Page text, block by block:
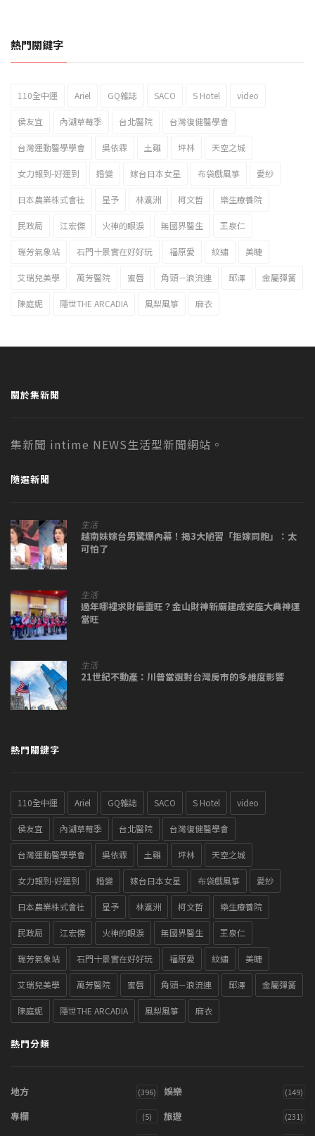
2023新北市北海岸國際風箏節「風在石起」霸氣回歸
熱門關鍵字
110全中運 Ariel GQ雜誌 SACO S Hotel video
侯友宜 內湖草莓季 台北醫院 台灣復健醫學會
台灣運動醫學學會 吳依霖 土雞 坪林 天空之城
女力報到-好運到 婚變 嫁台日本女星 布袋戲風箏 愛紗
日本農業株式會社 星予 林瀛洲 柯文哲 樂生療養院
民政局 江宏傑 火神的眼淚 無國界醫生 王泉仁
瑞芳氣象站 石門十景實在好好玩 福原愛 紋繡 美睫
艾瑞兒美學 萬芳醫院 蜜唇 角頭－浪流連 邱澤 金屬彈簧
陳庭妮 隱世THE ARCADIA 風梨風箏 麻衣
關於集新聞
集新聞 intime NEWS生活型新聞網站。
隨選新聞
生活
越南妹嫁台男驚爆內幕！揭3大陋習「拒嫁同胞」：太
可怕了
生活
過年哪裡求財最靈旺？金山財神新廟建成安座大典神運
當旺
生活
21世紀不動產：川普當選對台灣房市的多維度影響
熱門關鍵字
110全中運 Ariel GQ雜誌 SACO S Hotel video
侯友宜 內湖草莓季 台北醫院 台灣復健醫學會
台灣運動醫學學會 吳依霖 土雞 坪林 天空之城
女力報到-好運到 婚變 嫁台日本女星 布袋戲風箏 愛紗
日本農業株式會社 星予 林瀛洲 柯文哲 樂生療養院
民政局 江宏傑 火神的眼淚 無國界醫生 王泉仁
瑞芳氣象站 石門十景實在好好玩 福原愛 紋繡 美睫
艾瑞兒美學 萬芳醫院 蜜唇 角頭－浪流連 邱澤 金屬彈簧
陳庭妮 隱世THE ARCADIA 風梨風箏 麻衣
熱門分類
地方 (396) 娛樂 (149)
專欄 (5) 旅遊 (231)